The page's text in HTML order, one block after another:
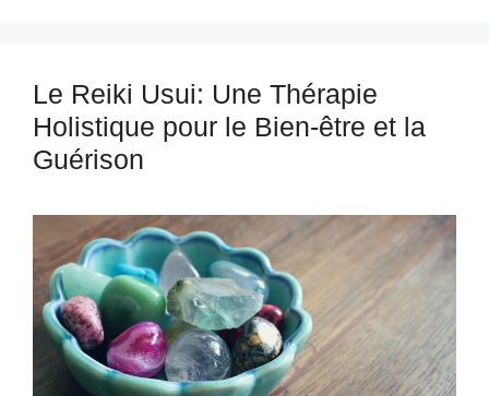
Le Reiki Usui: Une Thérapie
Holistique pour le Bien-être et la
Guérison